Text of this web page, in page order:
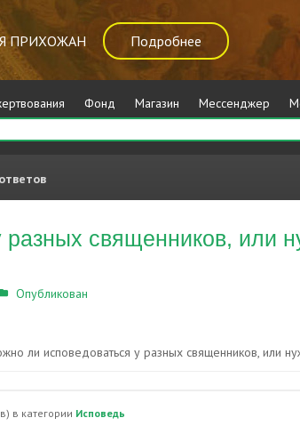
ПРИХОЖАН Подробнее
Фонд Магазин Мессенджер
священников, или
Опубликован
ли исповедоваться у разных священников, или
в категории Исповедь